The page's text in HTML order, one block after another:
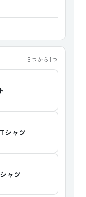
3つから1つ
シャツ
ャツ